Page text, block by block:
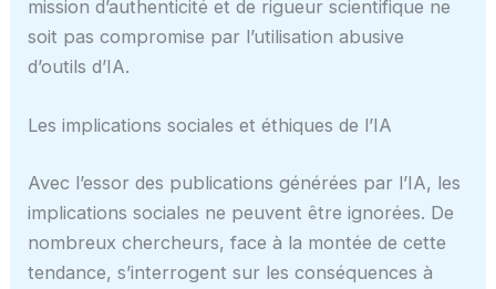
mission d’authenticité et de rigueur scientifique ne
soit pas compromise par l’utilisation abusive
d’outils d’IA.
Les implications sociales et éthiques de l’IA
Avec l’essor des publications générées par l’IA, les
implications sociales ne peuvent être ignorées. De
nombreux chercheurs, face à la montée de cette
tendance, s’interrogent sur les conséquences à